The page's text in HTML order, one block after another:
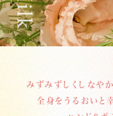
みずみずしくしなや
全身をうるおいと